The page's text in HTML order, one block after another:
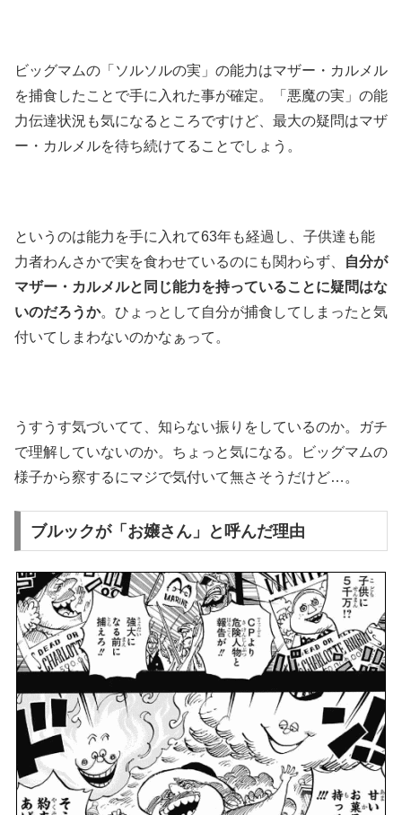
ビッグマムの「ソルソルの実」の能力はマザー・カルメル
を捕食したことで手に入れた事が確定。「悪魔の実」の能
力伝達状況も気になるところですけど、最大の疑問はマザ
ー・カルメルを待ち続けてることでしょう。
というのは能力を手に入れて63年も経過し、子供達も能
力者わんさかで実を食わせているのにも関わらず、
自分が
マザー・カルメルと同じ能力を持っていることに疑問はな
いのだろうか。ひょっとして自分が捕食してしまったと気
付いてしまわないのかなぁって。
うすうす気づいてて、知らない振りをしているのか。ガチ
で理解していないのか。ちょっと気になる。ビッグマムの
様子から察するにマジで気付いて無さそうだけど…。
ブルックが「お嬢さん」と呼んだ理由